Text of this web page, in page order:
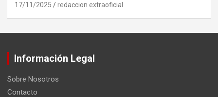
17/11/2025 redaccion extraoficial
Información Legal
Sobre Nosotros
Contacto